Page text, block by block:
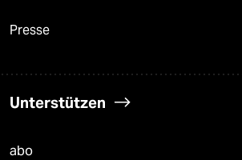
Presse
Unterstützen
abo